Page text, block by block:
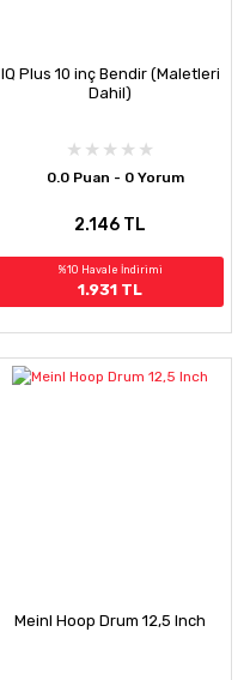
IQ Plus 10 inç Bendir (Maletleri
Dahil)
0.0 Puan - 0 Yorum
2.146 TL
%10 Havale İndirimi
1.931 TL
Meinl Hoop Drum 12,5 Inch